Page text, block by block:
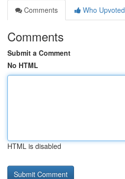
Comments
Who Upvoted
Comments
Submit a Comment
No HTML
HTML is disabled